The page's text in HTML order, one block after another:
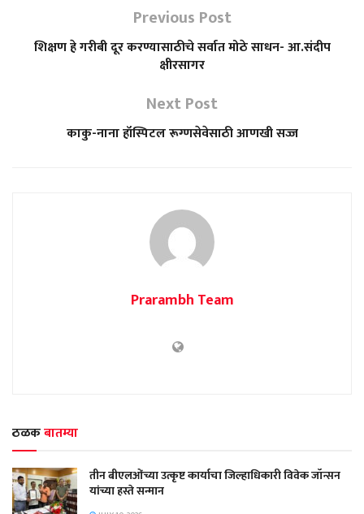
Previous Post
शिक्षण हे गरीबी दूर करण्यासाठीचे सर्वात मोठे साधन- आ.संदीप
क्षीरसागर
Next Post
काकु-नाना‌ हॉस्पिटल रूग्णसेवेसाठी आणखी सज्ज
Prarambh Team
ठळकबातम्या
तीन बीएलओंच्या उत्कृष्ट कार्याचा जिल्हाधिकारी विवेक जॉन्सन
यांच्या हस्ते सन्मान